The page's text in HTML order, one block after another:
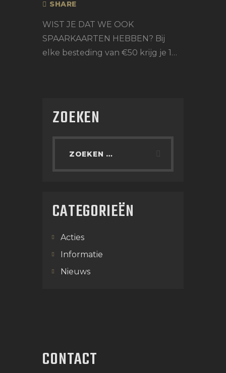
SHARE
WIST JE DAT WE OOK
SPAARKAARTEN HEBBEN? Bij
elke besteding van €50 krijg je 1…
ZOEKEN
CATEGORIEËN
Acties
Informatie
Nieuws
CONTACT